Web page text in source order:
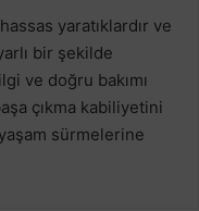
yaratıklardır ve
bir şekilde
ve doğru bakımı
çıkma kabiliyetini
sürmelerine